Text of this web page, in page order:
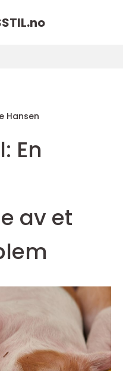
no
Hansen
En
av et